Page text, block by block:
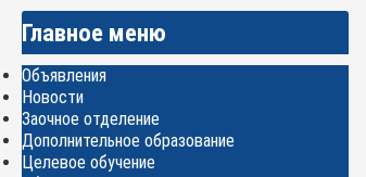
Главное меню
Объявления
Новости
Заочное отделение
Дополнительное образование
Целевое обучение